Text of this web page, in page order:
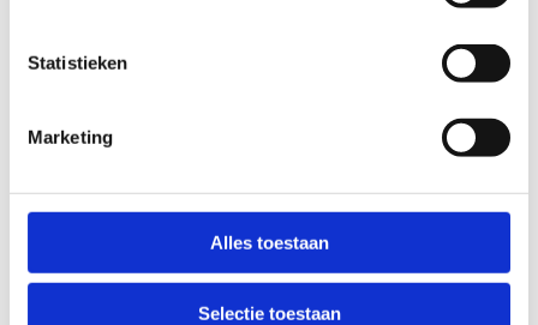
Statistieken
Marketing
Alles toestaan
Selectie toestaan